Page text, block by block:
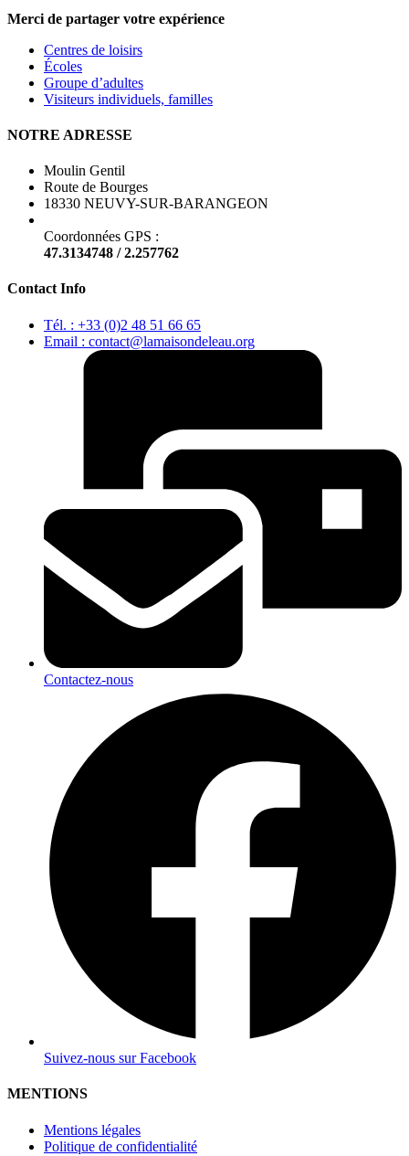
Merci de partager votre expérience
Centres de loisirs
Écoles
Groupe d’adultes
Visiteurs individuels, familles
NOTRE ADRESSE
Moulin Gentil
Route de Bourges
18330 NEUVY-SUR-BARANGEON
Coordonnées GPS :
47.3134748 / 2.257762
Contact Info
Tél. : +33 (0)2 48 51 66 65
Email : contact@lamaisondeleau.org
Contactez-nous
Suivez-nous sur Facebook
MENTIONS
Mentions légales
Politique de confidentialité